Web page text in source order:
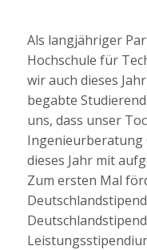
Als langjähriger
Hochschule für
wir auch dieses
begabte
uns, dass unser
Ingenieurberatung
dieses Jahr mit
Zum ersten Mal